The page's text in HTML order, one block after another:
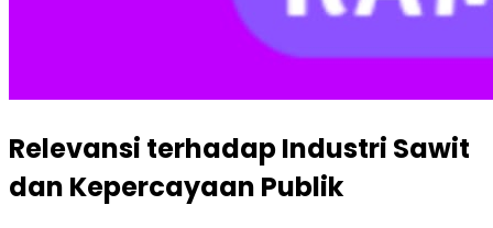
Relevansi terhadap Industri Sawit
dan Kepercayaan Publik